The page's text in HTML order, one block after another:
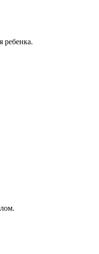
ребенка.